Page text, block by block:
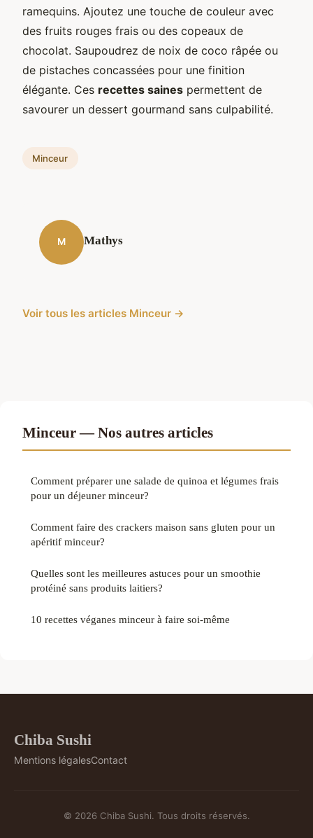
ramequins. Ajoutez une touche de couleur avec
des fruits rouges frais ou des copeaux de
chocolat. Saupoudrez de noix de coco râpée ou
de pistaches concassées pour une finition
élégante. Ces recettes saines permettent de
savourer un dessert gourmand sans culpabilité.
Minceur
M Mathys
Voir tous les articles Minceur →
Minceur — Nos autres articles
Comment préparer une salade de quinoa et légumes frais
pour un déjeuner minceur?
Comment faire des crackers maison sans gluten pour un
apéritif minceur?
Quelles sont les meilleures astuces pour un smoothie
protéiné sans produits laitiers?
10 recettes véganes minceur à faire soi-même
Chiba Sushi
Mentions légalesContact
© 2026 Chiba Sushi. Tous droits réservés.